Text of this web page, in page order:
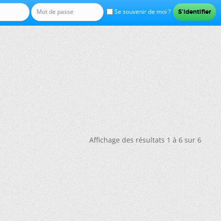
Se souvenir de moi ?
Affichage des résultats 1 à 6 sur 6